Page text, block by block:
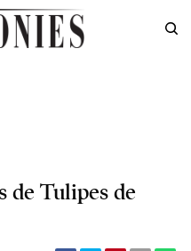
de Tulipes de